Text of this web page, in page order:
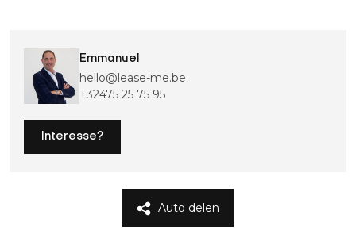
Emmanuel
hello@lease-me.be
+32475 25 75 95
Interesse?
Auto delen